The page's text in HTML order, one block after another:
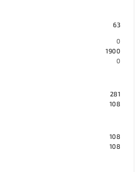
63
0
1900
0
281
108
108
108